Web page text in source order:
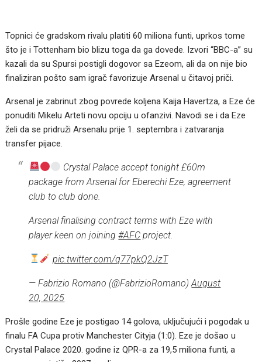
Topnici će gradskom rivalu platiti 60 miliona funti, uprkos tome
što je i Tottenham bio blizu toga da ga dovede. Izvori “BBC-a” su
kazali da su Spursi postigli dogovor sa Ezeom, ali da on nije bio
finaliziran pošto sam igrač favorizuje Arsenal u čitavoj priči.
Arsenal je zabrinut zbog povrede koljena Kaija Havertza, a Eze će
ponuditi Mikelu Arteti novu opciju u ofanzivi. Navodi se i da Eze
želi da se pridruži Arsenalu prije 1. septembra i zatvaranja
transfer pijace.
Crystal Palace accept tonight £60m
package from Arsenal for Eberechi Eze, agreement
club to club done.
Arsenal finalising contract terms with Eze with
player keen on joining#AFC project.
pic.twitter.com/q77pkQ2JzT
— Fabrizio Romano (@FabrizioRomano)August
20, 2025
Prošle godine Eze je postigao 14 golova, uključujući i pogodak u
finalu FA Cupa protiv Manchester Cityja (1:0). Eze je došao u
Crystal Palace 2020. godine iz QPR-a za 19,5 miliona funti, a